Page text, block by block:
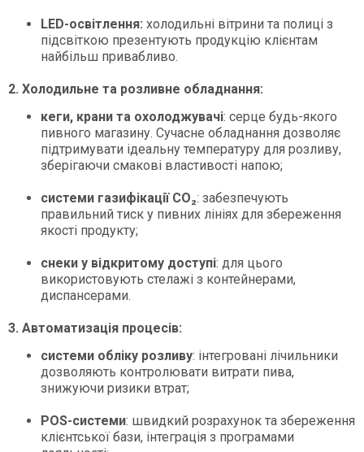
LED-освітлення: холодильні вітрини та полиці з
підсвіткою презентують продукцію клієнтам
найбільш привабливо.
2. Холодильне та розливне обладнання:
кеги, крани та охолоджувачі: серце будь-якого
пивного магазину. Сучасне обладнання дозволяє
підтримувати ідеальну температуру для розливу,
зберігаючи смакові властивості напою;
системи газифікації CO₂: забезпечують
правильний тиск у пивних лініях для збереження
якості продукту;
снеки у відкритому доступі: для цього
використовують стелажі з контейнерами,
диспансерами.
3. Автоматизація процесів:
системи обліку розливу: інтегровані лічильники
дозволяють контролювати витрати пива,
знижуючи ризики втрат;
POS-системи: швидкий розрахунок та збереження
клієнтської бази, інтеграція з програмами